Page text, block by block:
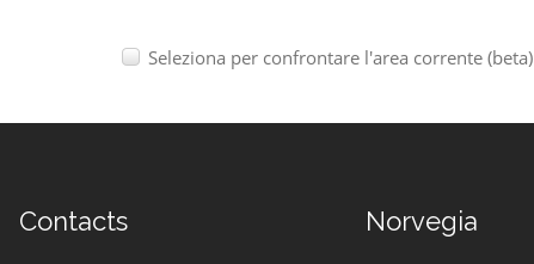
Seleziona per confrontare l'area corrente (beta)
Contacts Norvegia